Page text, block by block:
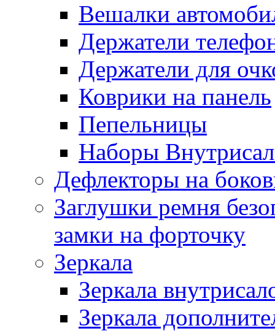
Вешалки
Держатели
Держатели для
Коврики на панель
Пепельницы
Наборы
Дефлекторы на
Заглушки ремня
замки на форточку
Зеркала
Зеркала
Зеркала